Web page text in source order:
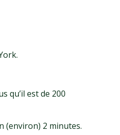
qu’il est de 200
(environ) 2 minutes.